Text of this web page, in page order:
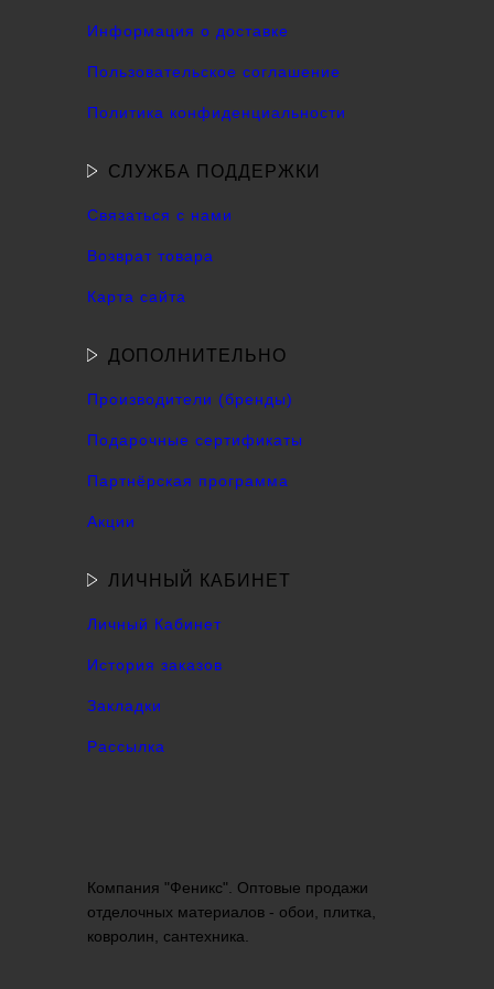
Информация о доставке
Пользовательское соглашение
Политика конфиденциальности
СЛУЖБА ПОДДЕРЖКИ
Связаться с нами
Возврат товара
Карта сайта
ДОПОЛНИТЕЛЬНО
Производители (бренды)
Подарочные сертификаты
Партнёрская программа
Акции
ЛИЧНЫЙ КАБИНЕТ
Личный Кабинет
История заказов
Закладки
Рассылка
Компания "Феникс". Оптовые продажи
отделочных материалов - обои, плитка,
ковролин, сантехника.